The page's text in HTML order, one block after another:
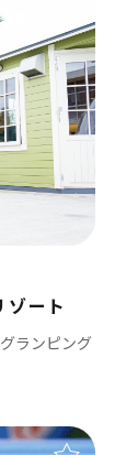
ゾート
ランピング